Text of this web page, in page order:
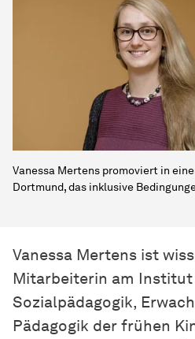
Vanessa Mertens promoviert in
Dortmund, das inklusive
Vanessa Mertens ist
Mitarbeiterin am
Sozialpädagogik,
Pädagogik der frühen